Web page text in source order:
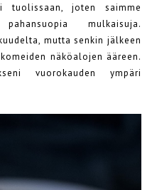
tuolissaan, joten saimme
mulkaisuja.
mutta senkin jälkeen
näköalojen ääreen.
vuorokauden ympäri